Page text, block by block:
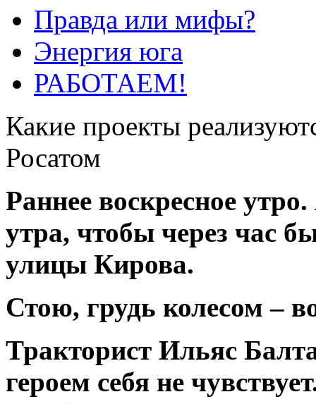
Правда или мифы?
Энергия юга
РАБОТАЕМ!
Какие проекты
Росатом
Раннее воскресное
утра, чтобы через час
улицы Кирова.
Стою, грудь колесом –
Тракторист Ильяс
героем себя не